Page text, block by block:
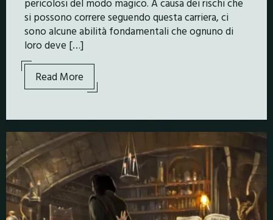
si possono correre seguendo questa carriera, ci
sono alcune abilità fondamentali che ognuno di
loro deve […]
Read More